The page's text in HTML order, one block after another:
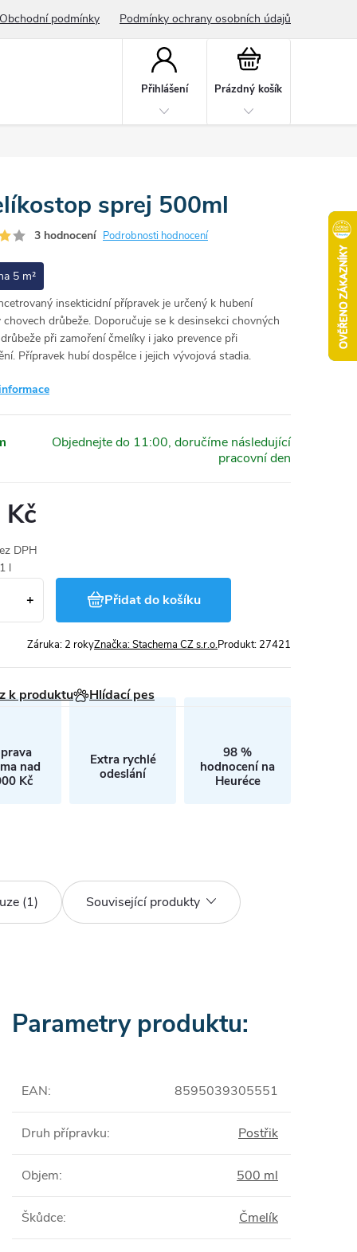
Obchodní podmínky Podmínky ochrany osobních údajů
Přihlášení
Nákupní
Prázdný košík
sprej 500ml
3 hodnocení Podrobnosti hodnocení
5 m²
insekticidní přípravek je určený k hubení
chovech drůbeže. Doporučuje se k desinsekci chovných
při zamoření čmelíky i jako prevence při
Přípravek hubí dospělce i jejich vývojová stadia.
DPH
l
Přidat do košíku
Značka:Stachema CZ s.r.o.
Záruka: 2 roky Produkt: 27421
k produktu Hlídací pes
nad
Kč
Extra rychlé
odeslání
98 %
hodnocení na
Heuréce
(1) Související produkty
Parametry produktu:
EAN: 8595039305551
Druh přípravku: Postřik
Objem: 500 ml
Škůdce: Čmelík